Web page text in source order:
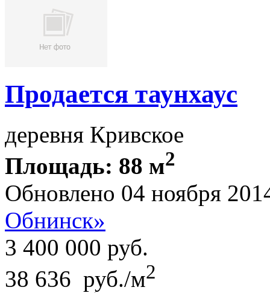
Продается таунхаус
деревня Кривское
Площадь: 88 м2
Обновлено 04 ноября
Обнинск»
3 400 000 руб.
38 636 руб./м2